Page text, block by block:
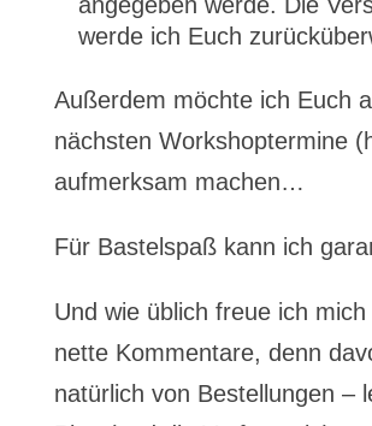
werde ich Euch
Außerdem möchte ich Euch
nächsten Workshoptermine
aufmerksam machen…
Für Bastelspaß kann ich
Und wie üblich freue ich
nette Kommentare, denn
natürlich von Bestellungen –